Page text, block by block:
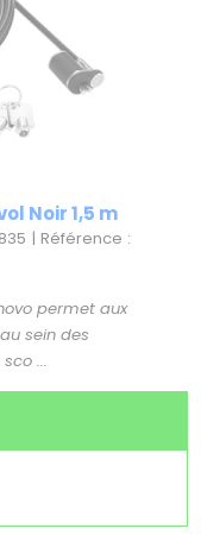
Noir 1,5 m
| Référence :
permet aux
sein des
...